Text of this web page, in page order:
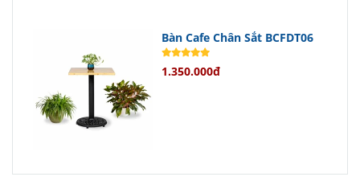
Nội Thất Đức Thông luôn cam kết
mang đến cho khách hàng những trải
nghiệm mua sắm tốt nhất với giá cả
hấp dẫn cùng các chương trình
Chính sách bảo hành rõ ràng cũng
Bàn Cafe Chân Sắt BCFDT06
1.350.000đ